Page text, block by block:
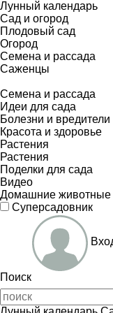
Лунный календарь
Сад и огород
Плодовый сад
Огород
Семена и рассада
Саженцы
Семена и рассада
Идеи для сада
Болезни и вредители
Красота и здоровье
Растения
Растения
Поделки для сада
Видео
Домашние животные
Суперсадовник
Поиск